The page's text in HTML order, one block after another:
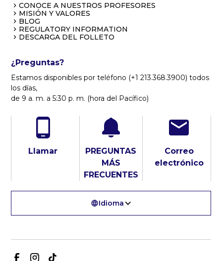
CONOCE A NUESTROS PROFESORES
MISIÓN Y VALORES
BLOG
REGULATORY INFORMATION
DESCARGA DEL FOLLETO
¿Preguntas?
Estamos disponibles por teléfono (+1 213.368.3900) todos
los días,
de 9 a. m. a 5:30 p. m. (hora del Pacífico)
Llamar
PREGUNTAS
MÁS
FRECUENTES
Correo
electrónico
Idioma